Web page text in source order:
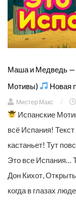
Маша и Медведь —
Мотивы)
Новая
Мистер Макс /
Испанские
всё Испания!
кастаньет! Тут
Это все Испания…
Дон Кихот,
когда в глазах